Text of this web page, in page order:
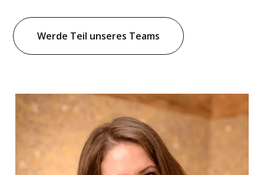
Werde Teil unseres Teams